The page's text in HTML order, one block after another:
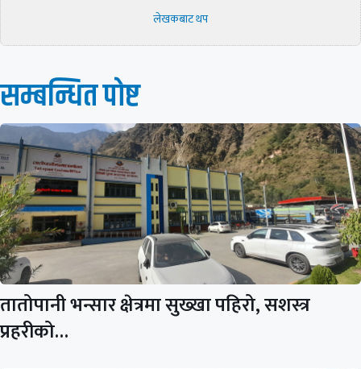
लेखकबाट थप
सम्बन्धित पाेष्ट
तातोपानी भन्सार क्षेत्रमा सुख्खा पहिरो, सशस्त्र
प्रहरीको…